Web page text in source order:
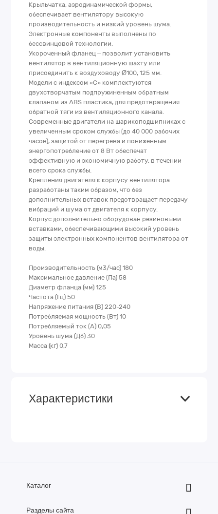
Крыльчатка, аэродинамической формы,
обеспечивает вентилятору высокую
производительность и низкий уровень шума.
Электронные компоненты выполнены по
бессвинцовой технологии.
Укороченный фланец – позволит установить
вентилятор в вентиляционную шахту или
присоединить к воздуховоду Ø100, 125 мм.
Модели с индексом «C» комплектуются
двухстворчатым подпружиненным обратным
клапаном из ABS пластика, для предотвращения
обратной тяги из вентиляционного канала.
Современные двигатели на шарикоподшипниках с
увеличенным сроком службы (до 40 000 рабочих
часов), защитой от перегрева и пониженным
энергопотребление от 8 Вт обеспечат
эффективную и экономичную работу, в течении
всего срока службы.
Крепления двигателя к корпусу вентилятора
разработаны таким образом, что без
дополнительных вставок предотвращает передачу
вибраций и шума от двигателя к корпусу.
Корпус дополнительно оборудован резиновыми
вставками, обеспечивающими высокий уровень
защиты электронных компонентов вентилятора от
воды.
Производительность (м3/час) 180
Максимальное давление (Па) 58
Диаметр фланца (мм) 125
Частота (Гц) 50
Напряжение питания (В) 220-240
Потребляемая мощность (Вт) 10
Потребляемый ток (А) 0,05
Уровень шума (Дб) 30
Масса (кг) 0,7
Характеристики
Каталог
Разделы сайта